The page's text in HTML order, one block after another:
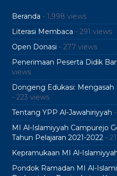
Beranda - 1,998 views
Literasi Membaca - 291 views
Open Donasi - 277 views
Penerimaan Peserta Didik
views
Dongeng Edukasi: Mengasah
- 223 views
Tentang YPP Al-Jawahiriyyah
MI Al-Islamiyyah Campurejo
Tahun Pelajaran 2021-2022 -
Kepramukaan MI Al-
Pondok Ramadan MI Al-